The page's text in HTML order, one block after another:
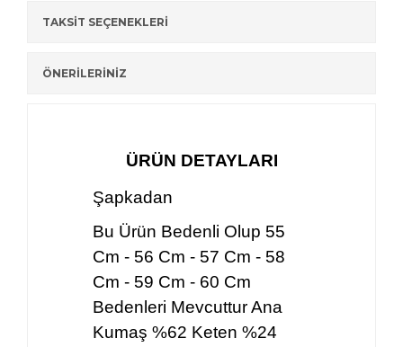
TAKSİT SEÇENEKLERİ
ÖNERİLERİNİZ
ÜRÜN DETAYLARI
Şapkadan
Bu Ürün Bedenli Olup 55
Cm - 56 Cm - 57 Cm - 58
Cm - 59 Cm - 60 Cm
Bedenleri Mevcuttur Ana
Kumaş %62 Keten %24